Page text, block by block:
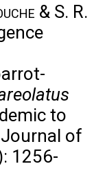
& S. R.
to
of
1256-